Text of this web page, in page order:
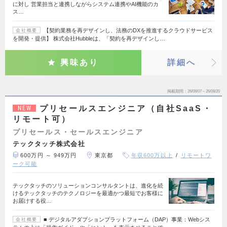
に対し 営業担当と連携しながらシステム連携やAI機能のカ
ス…
会社概要
【契約業務を再デザインし、法務のDXを推進するクラウドサービス
を開発・提供】 株式会社Hubbleは、「契約を再デザインし…
興味あり 詳細へ
掲載期間 26/08/07～26/08/20
NEW
プリセールスエンジニア（自社SaaS・
リモート可）
プリセールス・セールスエンジニア
テックタッチ株式会社
600万円 ～ 949万円 東京都 年収600万以上
リモートワ
ーク可能
テックタッチのソリューションコンサルタントは、進化を続
けるテックタッチのテクノロジーを最適かつ最短でお客様に
お届けする役…
会社概要
■ デジタルアダプションプラットフォーム（DAP）事業：Webシス